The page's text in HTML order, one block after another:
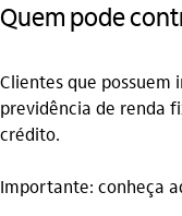
Quem pode
Clientes que possuem
previdência de renda
crédito.
Importante: conheça